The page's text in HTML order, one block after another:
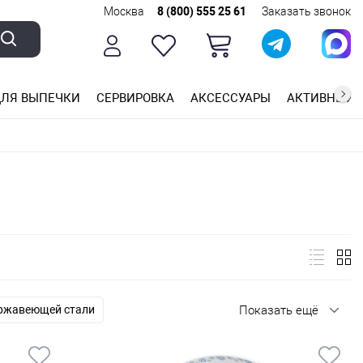
Москва 8 (800) 555 25 61 Заказать звонок
ВЫПЕЧКИ СЕРВИРОВКА АКСЕССУАРЫ АКТИВНЫЙ
стали
Посуда для сервировки стола
Показать ещё